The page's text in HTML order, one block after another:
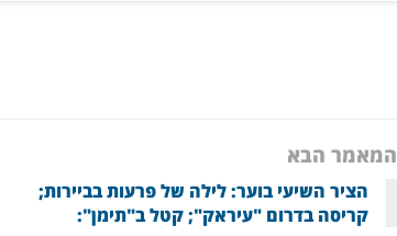
המאמר הבא
הציר השיעי בוער: לילה של פרעות בביירות;
קריסה בדרום "עיראק"; קטל ב"תימן":